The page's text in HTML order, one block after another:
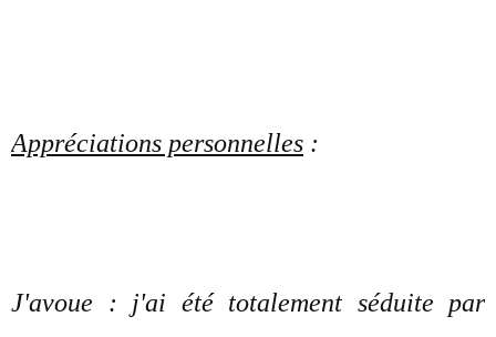
Appréciations personnelles :
J'avoue : j'ai été totalement séduite par